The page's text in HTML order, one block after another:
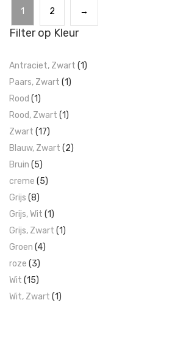
1 2 →
Filter op Kleur
Antraciet, Zwart (1)
Paars, Zwart (1)
Rood (1)
Rood, Zwart (1)
Zwart (17)
Blauw, Zwart (2)
Bruin (5)
creme (5)
Grijs (8)
Grijs, Wit (1)
Grijs, Zwart (1)
Groen (4)
roze (3)
Wit (15)
Wit, Zwart (1)